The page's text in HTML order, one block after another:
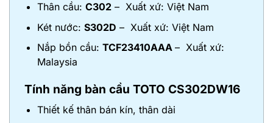
Thân cầu: C302– Xuất xứ: Việt Nam
Két nước: S302D – Xuất xứ: Việt Nam
Nắp bồn cầu: TCF23410AAA – Xuất xứ:
Malaysia
Tính năng bàn cầu TOTO CS302DW16
Thiết kế thân bán kín, thân dài